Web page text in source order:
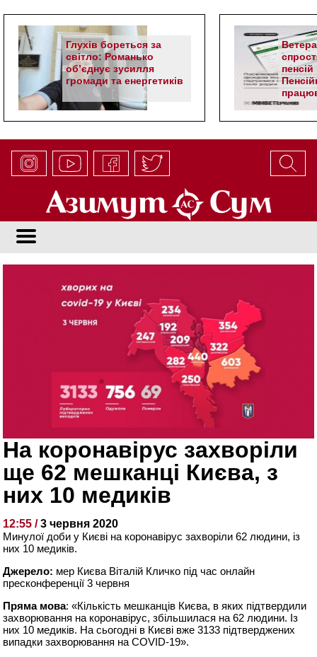
Глухів бореться за
світло: Романько
об’єднує зусилля
громади та енергетиків
На коронавірус захворіли
ще 62 мешканці Києва, з
них 10 медиків
12:55 /3 червня 2020
Минулої доби у Києві на коронавірус захворіли 62 людини, із
них 10 медиків.
Джерело: мер Києва Віталій Кличко під час онлайн
пресконференції 3 червня
Пряма мова: «Кількість мешканців Києва, в яких підтвердили
захворювання на коронавірус, збільшилася на 62 людини. Із
них 10 медиків. На сьогодні в Києві вже 3133 підтверджених
випадки захворювання на COVID-19».